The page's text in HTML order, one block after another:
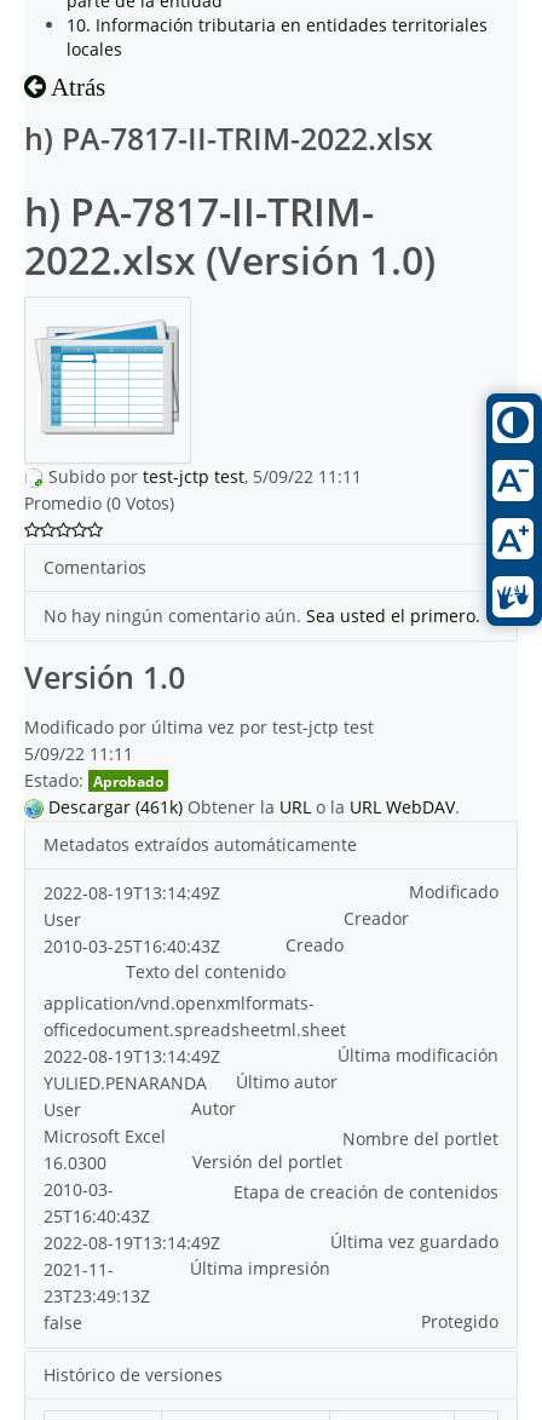
10. Información tributaria en entidades territoriales
locales
Atrás
h) PA-7817-II-TRIM-2022.xlsx
h) PA-7817-II-TRIM-
2022.xlsx (Versión 1.0)
Subido por test-jctp test, 5/09/22 11:11
Promedio (0 Votos)
Comentarios
No hay ningún comentario aún. Sea usted el primero.
Versión 1.0
Modificado por última vez por test-jctp test
5/09/22 11:11
Estado: Aprobado
Descargar (461k) Obtener la URL o la URL WebDAV.
Metadatos extraídos automáticamente
Modificado
2022-08-19T13:14:49Z
Creador
User
Creado
2010-03-25T16:40:43Z
Texto del contenido
application/vnd.openxmlformats-
officedocument.spreadsheetml.sheet
Última modificación
2022-08-19T13:14:49Z
Último autor
YULIED.PENARANDA
Autor
User
Nombre del portlet
Microsoft Excel
Versión del portlet
16.0300
Etapa de creación de contenidos
2010-03-
25T16:40:43Z
Última vez guardado
2022-08-19T13:14:49Z
Última impresión
2021-11-
23T23:49:13Z
Protegido
false
Histórico de versiones